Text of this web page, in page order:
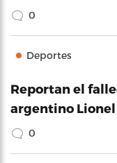
0
Deportes
Reportan el
argentino Lionel
0